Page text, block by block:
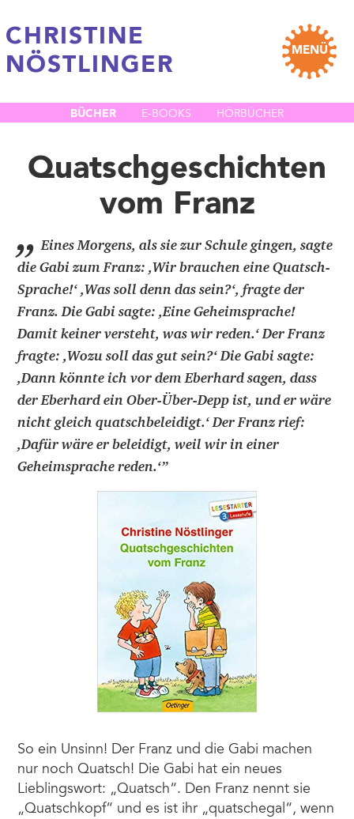
CHRISTINE
NÖSTLINGER
MENÜ
BÜCHER E-BOOKS HÖRBÜCHER
Quatschgeschichten
vom Franz
„ Eines Morgens, als sie zur Schule gingen, sagte
die Gabi zum Franz: ,Wir brauchen eine Quatsch-
Sprache!‘ ,Was soll denn das sein?‘, fragte der
Franz. Die Gabi sagte: ,Eine Geheimsprache!
Damit keiner versteht, was wir reden.‘ Der Franz
fragte: ,Wozu soll das gut sein?‘ Die Gabi sagte:
,Dann könnte ich vor dem Eberhard sagen, dass
der Eberhard ein Ober-Über-Depp ist, und er wäre
nicht gleich quatschbeleidigt.‘ Der Franz rief:
,Dafür wäre er beleidigt, weil wir in einer
Geheimsprache reden.‘”
So ein Unsinn! Der Franz und die Gabi machen
nur noch Quatsch! Die Gabi hat ein neues
Lieblingswort: „Quatsch“. Den Franz nennt sie
„Quatschkopf“ und es ist ihr „quatschegal“, wenn